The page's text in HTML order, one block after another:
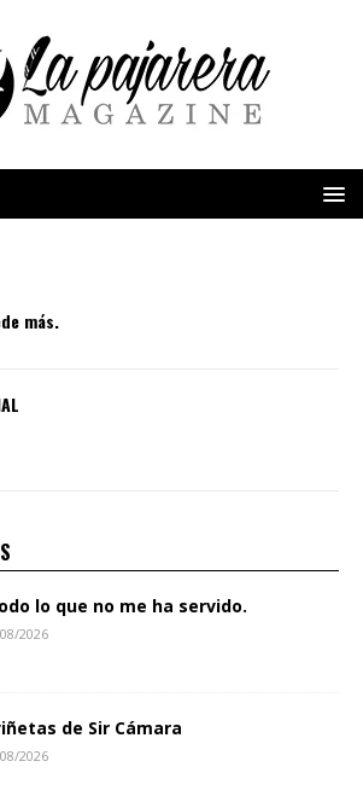
más.
lo que no me ha servido.
2026
de Sir Cámara
2026